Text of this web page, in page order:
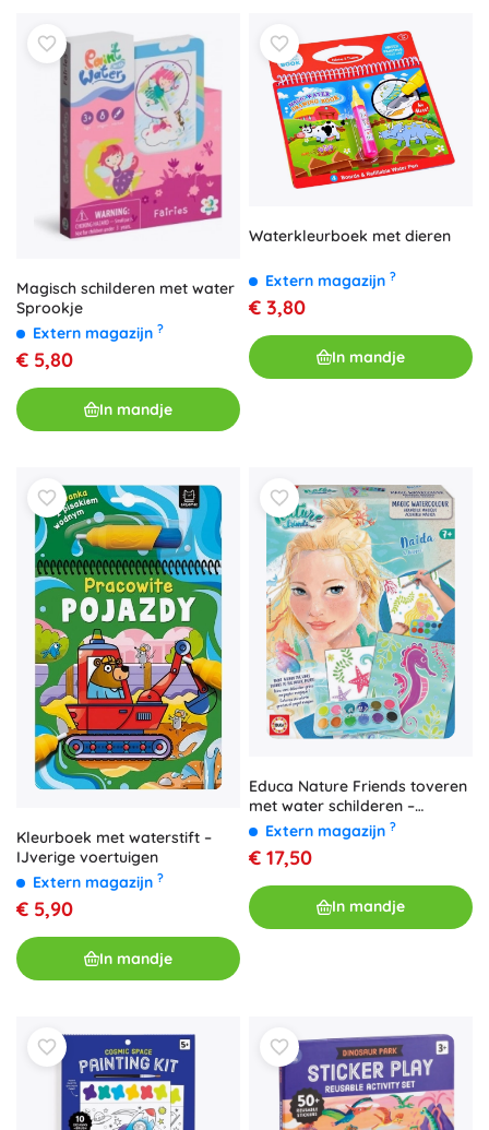
Magisch schilderen met water
Sprookje
Extern magazijn ?
€ 5,80
In mandje
Waterkleurboek met dieren
Extern magazijn ?
€ 3,80
In mandje
Kleurboek met waterstift –
IJverige voertuigen
Extern magazijn ?
€ 5,90
In mandje
Educa Nature Friends toveren
met water schilderen –
creatieve set
Extern magazijn ?
€ 17,50
In mandje